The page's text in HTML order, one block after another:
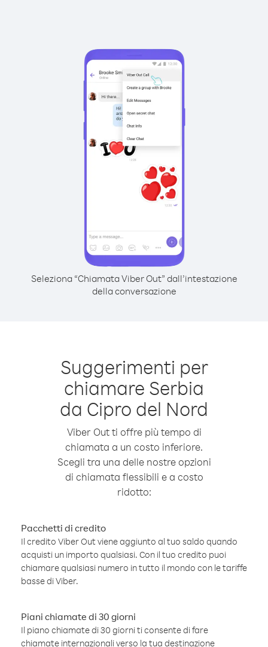
Seleziona “Chiamata Viber Out” dall’intestazione
della conversazione
Suggerimenti per
chiamare Serbia
da Cipro del Nord
Viber Out ti offre più tempo di
chiamata a un costo inferiore.
Scegli tra una delle nostre opzioni
di chiamata flessibili e a costo
ridotto:
Pacchetti di credito
Il credito Viber Out viene aggiunto al tuo saldo quando
acquisti un importo qualsiasi. Con il tuo credito puoi
chiamare qualsiasi numero in tutto il mondo con le tariffe
basse di Viber.
Piani chiamate di 30 giorni
Il piano chiamate di 30 giorni ti consente di fare
chiamate internazionali verso la tua destinazione